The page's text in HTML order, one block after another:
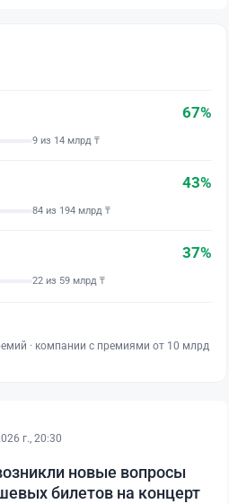
67%
9 из 14 млрд ₸
43%
84 из 194 млрд ₸
37%
22 из 59 млрд ₸
· компании с премиями от 10 млрд
г., 20:30
новые вопросы
билетов на концерт